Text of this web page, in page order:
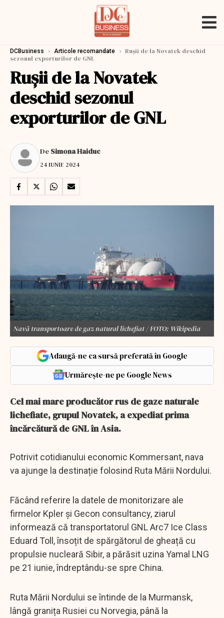
DCBusiness › Articole recomandate › Rușii de la Novatek deschid
sezonul exporturilor de GNL
Rușii de la Novatek
deschid sezonul
exporturilor de GNL
De Simona Haiduc
24 IUNIE 2024
Navă transportoare de gaz natural lichefiat / FOTO: Wikipedia
Adaugă-ne ca sursă preferată în Google
Urmărește-ne pe Google News
Cel mai mare producător rus de gaze naturale
lichefiate, grupul Novatek, a expediat prima
încărcătură de GNL în Asia.
Potrivit cotidianului economic Kommersant, nava
va ajunge la destinație folosind Ruta Mării Nordului.
Făcând referire la datele de monitorizare ale
firmelor Kpler și Gecon consultancy, ziarul
informează că transportatorul GNL Arc7 Ice Class
Eduard Toll, însoțit de spărgătorul de gheață cu
propulsie nucleară Sibir, a părăsit uzina Yamal LNG
pe 21 iunie, îndreptându-se spre China.
Ruta Mării Nordului se întinde de la Murmansk,
lângă granița Rusiei cu Norvegia, până la